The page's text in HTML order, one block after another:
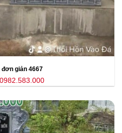
đơn giản 4667